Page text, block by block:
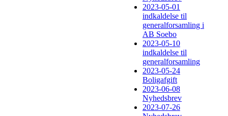
2023-05-01
indkaldelse til
generalforsamling i
AB Soebo
2023-05-10
indkaldelse til
generalforsamling
2023-05-24
Boligafgift
2023-06-08
Nyhedsbrev
2023-07-26